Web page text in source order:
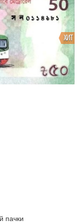
ХИТ
пачки